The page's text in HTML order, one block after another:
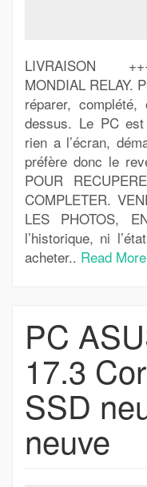
LIVRAISON
MONDIAL RELAY.
réparer,
dessus. Le PC
rien a l’écran,
préfère donc le
POUR
COMPLETER.
LES PHOTOS,
l’historique, ni
acheter.. Read More
PC
17.3
SSD
neuve